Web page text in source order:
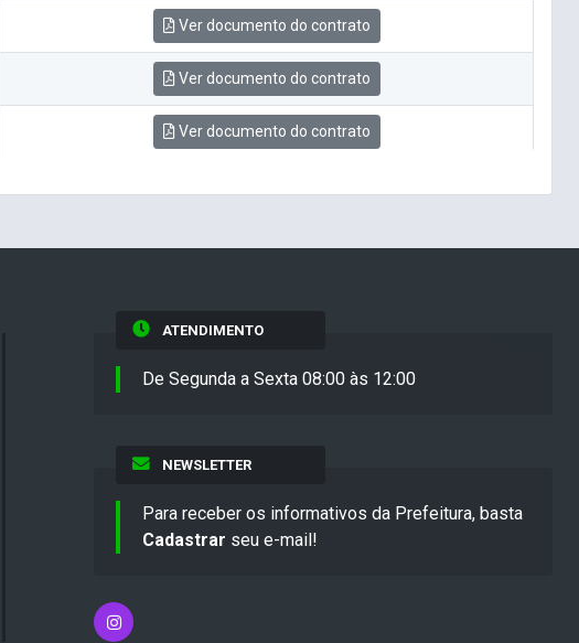
Ver documento do contrato
Ver documento do contrato
Ver documento do contrato
ATENDIMENTO
De Segunda a Sexta 08:00 às 12:00
NEWSLETTER
Para receber os informativos da Prefeitura, basta
Cadastrar seu e-mail!